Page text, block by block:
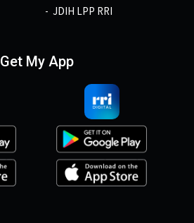
JDIH LPP RRI
Get My App